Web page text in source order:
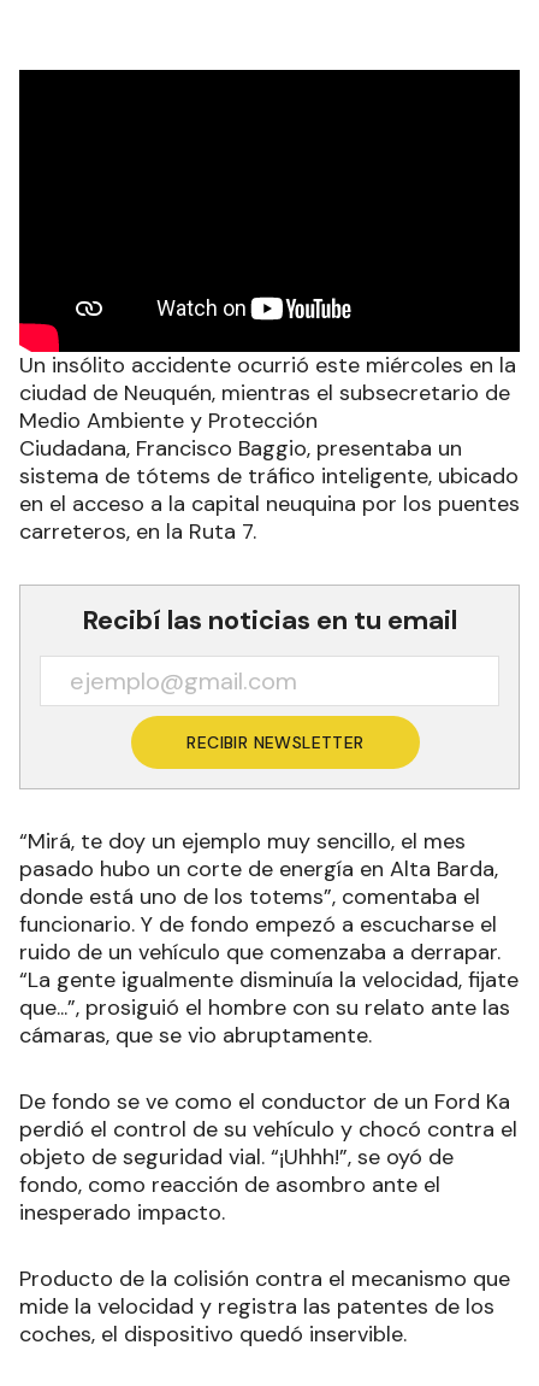
Un insólito accidente ocurrió este miércoles en la
ciudad de Neuquén, mientras el subsecretario de
Medio Ambiente y Protección
Ciudadana, Francisco Baggio, presentaba un
sistema de tótems de tráfico inteligente, ubicado
en el acceso a la capital neuquina por los puentes
carreteros, en la Ruta 7.
Recibí las noticias en tu email
RECIBIR NEWSLETTER
“Mirá, te doy un ejemplo muy sencillo, el mes
pasado hubo un corte de energía en Alta Barda,
donde está uno de los totems”, comentaba el
funcionario. Y de fondo empezó a escucharse el
ruido de un vehículo que comenzaba a derrapar.
“La gente igualmente disminuía la velocidad, fijate
que...”, prosiguió el hombre con su relato ante las
cámaras, que se vio abruptamente.
De fondo se ve como el conductor de un Ford Ka
perdió el control de su vehículo y chocó contra el
objeto de seguridad vial. “¡Uhhh!”, se oyó de
fondo, como reacción de asombro ante el
inesperado impacto.
Producto de la colisión contra el mecanismo que
mide la velocidad y registra las patentes de los
coches, el dispositivo quedó inservible.